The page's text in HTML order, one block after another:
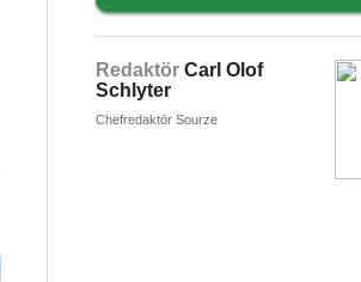
Redaktör Carl Olof
Schlyter
Chefredaktör Sourze